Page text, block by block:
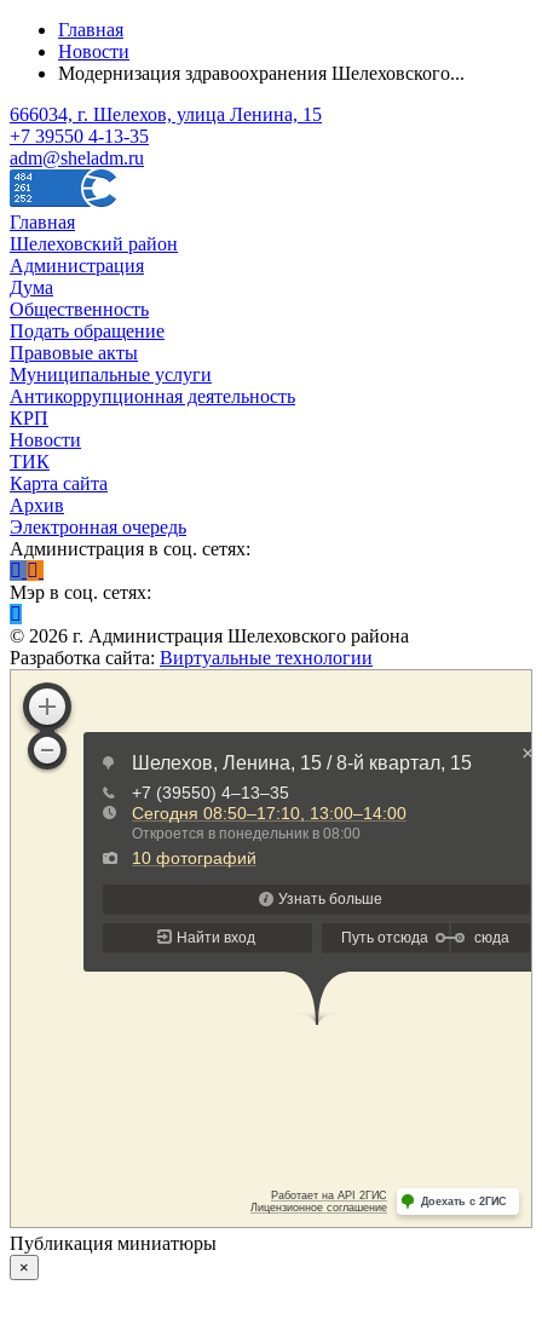
Главная
Новости
Модернизация здравоохранения Шелеховского...
666034, г. Шелехов, улица Ленина, 15
+7 39550 4-13-35
adm@sheladm.ru
Главная
Шелеховский район
Администрация
Дума
Общественность
Подать обращение
Правовые акты
Муниципальные услуги
Антикоррупционная деятельность
КРП
Новости
ТИК
Карта сайта
Архив
Электронная очередь
Администрация в соц. сетях:
Мэр в соц. сетях:
© 2026 г. Администрация Шелеховского района
Разработка сайта: Виртуальные технологии
Публикация миниатюры
×